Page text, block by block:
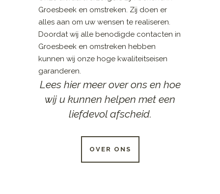
Groesbeek en omstreken. Zij doen er
alles aan om uw wensen te realiseren.
Doordat wij alle benodigde contacten in
Groesbeek en omstreken hebben
kunnen wij onze hoge kwaliteitseisen
garanderen.
Lees hier meer over ons en hoe
wij u kunnen helpen met een
liefdevol afscheid.
OVER ONS